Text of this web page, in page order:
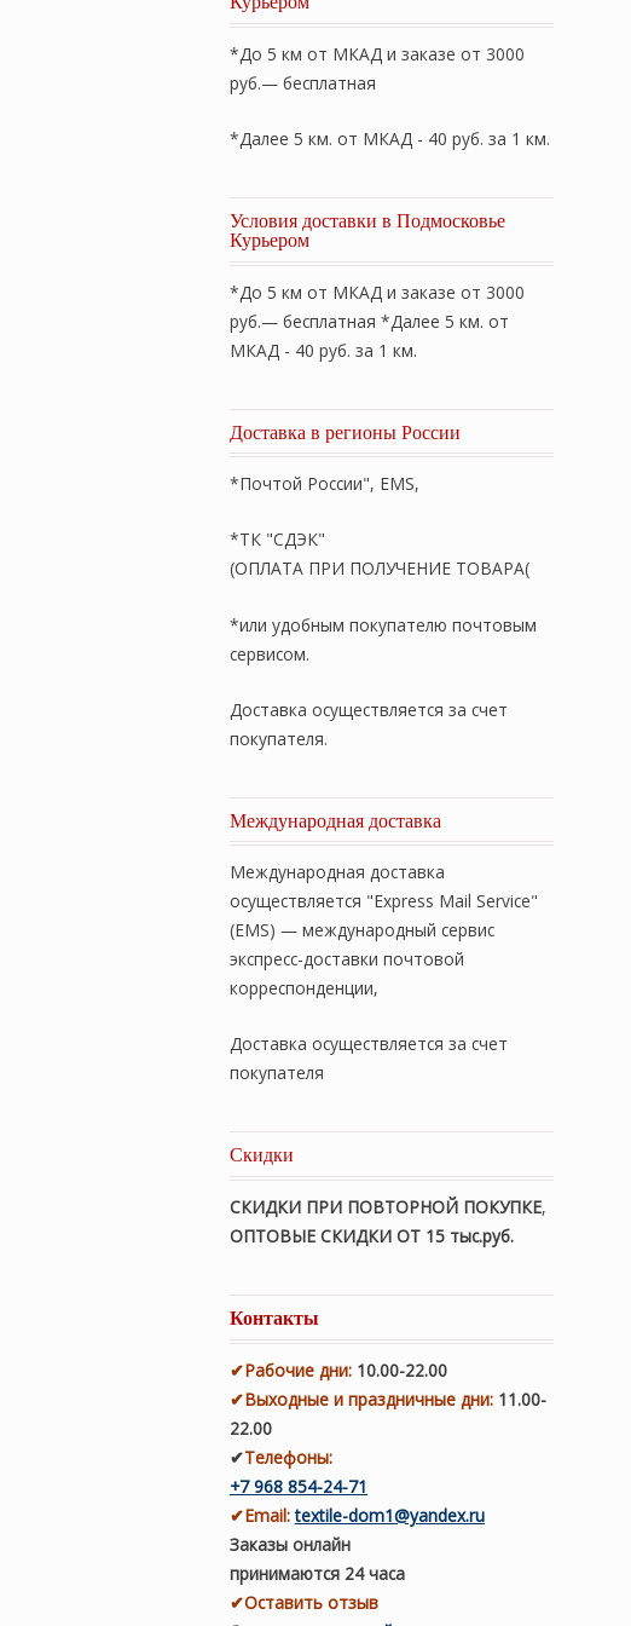
*До 5 км от МКАД и заказе от 3000
руб.— бесплатная
*Далее 5 км. от МКАД - 40 руб. за 1 км.
Условия доставки в Подмосковье
Курьером
*До 5 км от МКАД и заказе от 3000
руб.— бесплатная *Далее 5 км. от
МКАД - 40 руб. за 1 км.
Доставка в регионы России
*Почтой России", EMS,
*ТК "СДЭК"
(ОПЛАТА ПРИ ПОЛУЧЕНИЕ ТОВАРА(
*или удобным покупателю почтовым
сервисом.
Доставка осуществляется за счет
покупателя.
Международная доставка
Международная доставка
осуществляется "Express Mail Service"
(EMS) — международный сервис
экспресс-доставки почтовой
корреспонденции,
Доставка осуществляется за счет
покупателя
Скидки
СКИДКИ ПРИ ПОВТОРНОЙ ПОКУПКЕ,
ОПТОВЫЕ СКИДКИ ОТ 15 тыс.руб.
Контакты
✔Рабочие дни: 10.00-22.00
✔Выходные и праздничные дни:11.00-
22.00
✔Телефоны:
+7 968 854-24-71
✔Email: textile-dom1@yandex.ru
Заказы онлайн
принимаются 24 часа
✔Оставить отзыв